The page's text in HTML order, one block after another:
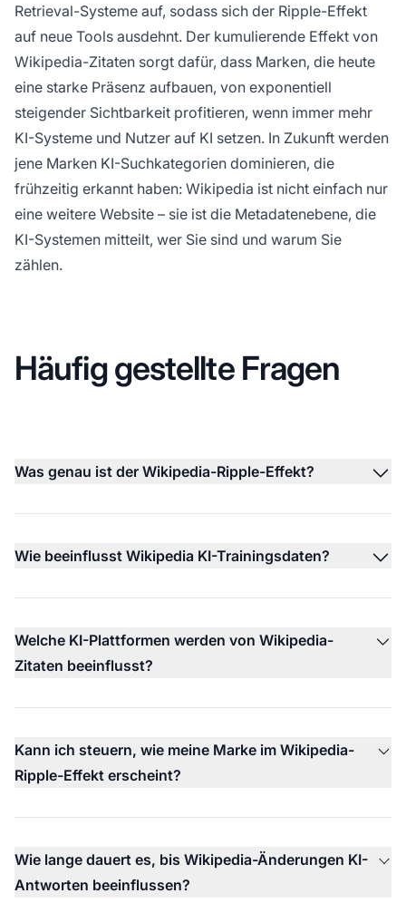
Retrieval-Systeme auf, sodass sich der Ripple-Effekt
auf neue Tools ausdehnt. Der kumulierende Effekt von
Wikipedia-Zitaten sorgt dafür, dass Marken, die heute
eine starke Präsenz aufbauen, von exponentiell
steigender Sichtbarkeit profitieren, wenn immer mehr
KI-Systeme und Nutzer auf KI setzen. In Zukunft werden
jene Marken KI-Suchkategorien dominieren, die
frühzeitig erkannt haben: Wikipedia ist nicht einfach nur
eine weitere Website – sie ist die Metadatenebene, die
KI-Systemen mitteilt, wer Sie sind und warum Sie
zählen.
Häufig gestellte Fragen
Was genau ist der Wikipedia-Ripple-Effekt?
Wie beeinflusst Wikipedia KI-Trainingsdaten?
Welche KI-Plattformen werden von Wikipedia-
Zitaten beeinflusst?
Kann ich steuern, wie meine Marke im Wikipedia-
Ripple-Effekt erscheint?
Wie lange dauert es, bis Wikipedia-Änderungen KI-
Antworten beeinflussen?